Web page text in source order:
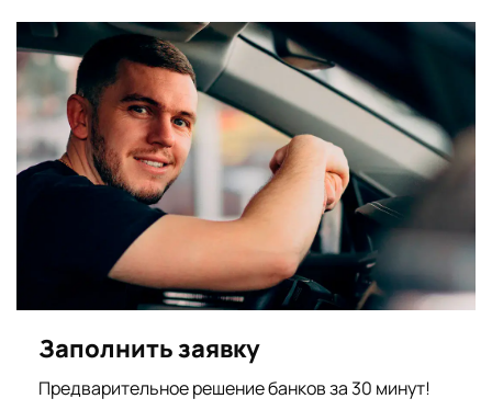
Заполнить заявку
Предварительное решение банков за 30 минут!